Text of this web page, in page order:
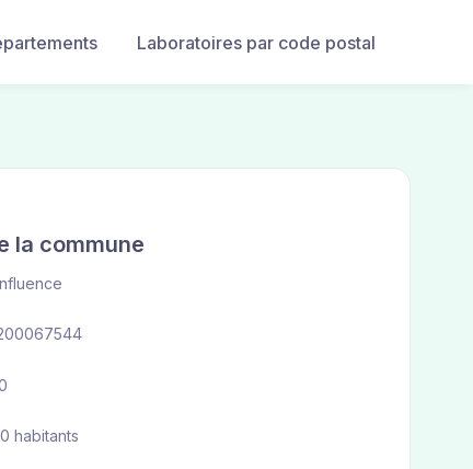
Laboratoires par code postal
la commune
habitants